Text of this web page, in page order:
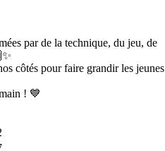
par de la technique, du jeu, de
côtés pour faire grandir les jeunes
! 💙